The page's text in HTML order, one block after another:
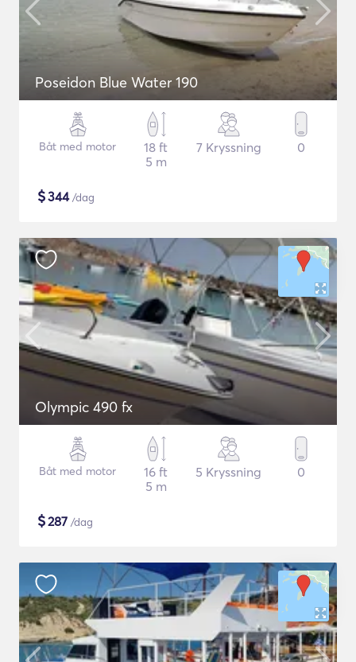
Poseidon Blue Water 190
Båt med motor
18 ft
5 m
7 Kryssning 0
$344/dag
Olympic 490 fx
Båt med motor
16 ft
5 m
5 Kryssning 0
$287 /dag